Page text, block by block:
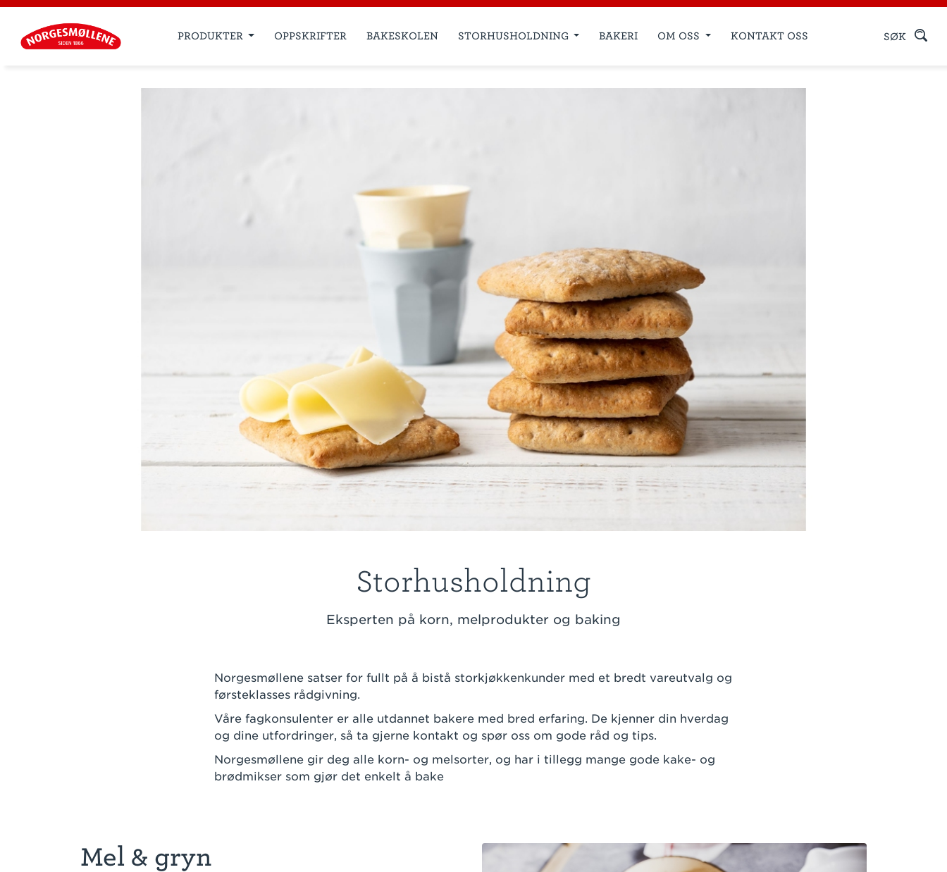
PRODUKTER OPPSKRIFTER BAKESKOLEN STORHUSHOLDNING BAKERI OM OSS KONTAKT OSS SØK
Storhusholdning
Eksperten på korn, melprodukter og baking
Norgesmøllene satser for fullt på å bistå storkjøkkenkunder med et bredt vareutvalg og
førsteklasses rådgivning.
Våre fagkonsulenter er alle utdannet bakere med bred erfaring. De kjenner din hverdag
og dine utfordringer, så ta gjerne kontakt og spør oss om gode råd og tips.
Norgesmøllene gir deg alle korn- og melsorter, og har i tillegg mange gode kake- og
brødmikser som gjør det enkelt å bake
Mel & gryn